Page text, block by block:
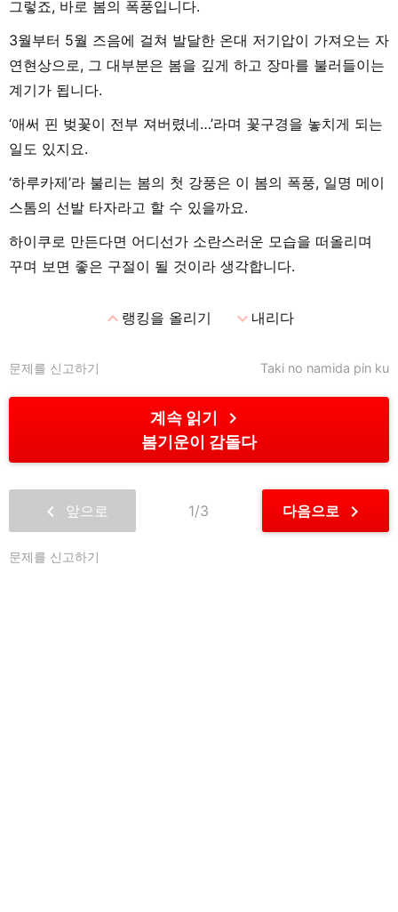
그렇죠, 바로 봄의 폭풍입니다.
3월부터 5월 즈음에 걸쳐 발달한 온대 저기압이 가져오는 자
연현상으로, 그 대부분은 봄을 깊게 하고 장마를 불러들이는
계기가 됩니다.
‘애써 핀 벚꽃이 전부 져버렸네…’라며 꽃구경을 놓치게 되는
일도 있지요.
‘하루카제’라 불리는 봄의 첫 강풍은 이 봄의 폭풍, 일명 메이
스톰의 선발 타자라고 할 수 있을까요.
하이쿠로 만든다면 어디선가 소란스러운 모습을 떠올리며
꾸며 보면 좋은 구절이 될 것이라 생각합니다.
expand_less랭킹을 올리기 expand_more내리다
Taki no namida pin ku
문제를 신고하기
계속 읽기 chevron_right
봄기운이 감돌다
chevron_left 앞으로 1/3 다음으로 chevron_right
문제를 신고하기